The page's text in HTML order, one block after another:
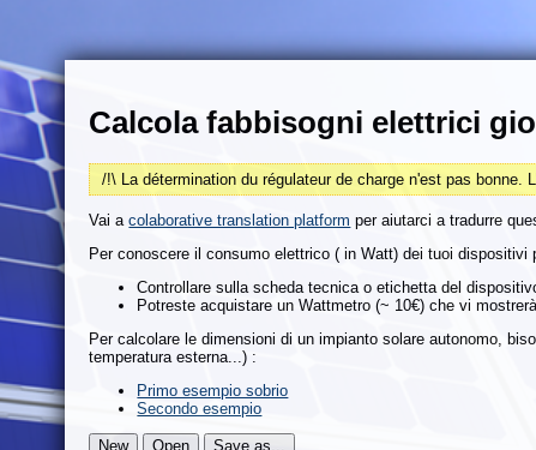
Calcola fabbisogni elettrici
/!\ La détermination du régulateur de charge n'est pas bonne.
Vai acolaborative translation platform per aiutarci a tradurre
Per conoscere il consumo elettrico ( in Watt) dei tuoi dispositivi
Controllare sulla scheda tecnica o etichetta del
Potreste acquistare un Wattmetro (~ 10€) che vi
Per calcolare le dimensioni di un impianto solare autonomo,
temperatura esterna...) :
Primo esempio sobrio
Secondo esempio